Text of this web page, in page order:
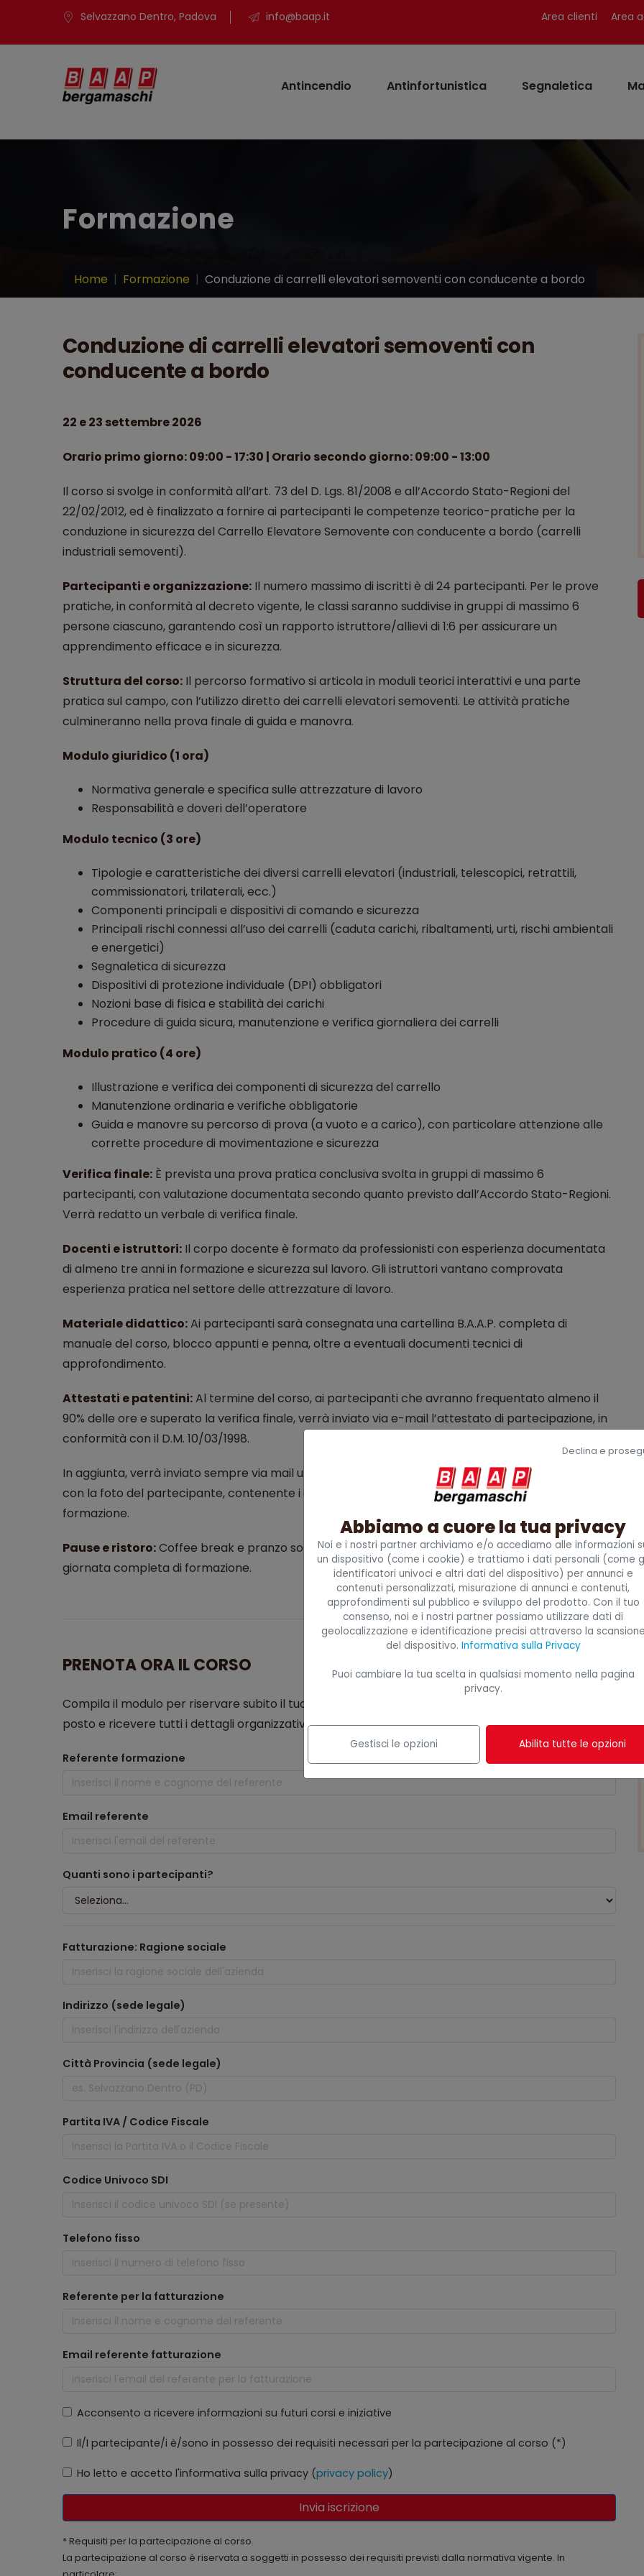
Selvazzano Dentro, Padova info@baap.it Area clienti Area
Antincendio Antinfortunistica Segnaletica
Formazione
Home Formazione Conduzione di carrelli elevatori semoventi con conducente a bordo
Conduzione di carrelli elevatori semoventi con
conducente a bordo
22 e 23 settembre 2026
Orario primo giorno: 09:00 - 17:30 | Orario secondo giorno: 09:00 - 13:00
Il corso si svolge in conformità all’art. 73 del D. Lgs. 81/2008 e all’Accordo Stato-Regioni del
22/02/2012, ed è finalizzato a fornire ai partecipanti le competenze teorico-pratiche per la
conduzione in sicurezza del Carrello Elevatore Semovente con conducente a bordo (carrelli
industriali semoventi).
Partecipanti e organizzazione: Il numero massimo di iscritti è di 24 partecipanti. Per le prove
pratiche, in conformità al decreto vigente, le classi saranno suddivise in gruppi di massimo 6
persone ciascuno, garantendo così un rapporto istruttore/allievi di 1:6 per assicurare un
apprendimento efficace e in sicurezza.
Struttura del corso: Il percorso formativo si articola in moduli teorici interattivi e una parte
pratica sul campo, con l’utilizzo diretto dei carrelli elevatori semoventi. Le attività pratiche
culmineranno nella prova finale di guida e manovra.
Modulo giuridico (1 ora)
Normativa generale e specifica sulle attrezzature di lavoro
Responsabilità e doveri dell’operatore
Modulo tecnico (3 ore)
Tipologie e caratteristiche dei diversi carrelli elevatori (industriali, telescopici, retrattili,
commissionatori, trilaterali, ecc.)
Componenti principali e dispositivi di comando e sicurezza
Principali rischi connessi all’uso dei carrelli (caduta carichi, ribaltamenti, urti, rischi ambientali
e energetici)
Segnaletica di sicurezza
Dispositivi di protezione individuale (DPI) obbligatori
Nozioni base di fisica e stabilità dei carichi
Procedure di guida sicura, manutenzione e verifica giornaliera dei carrelli
Modulo pratico (4 ore)
Illustrazione e verifica dei componenti di sicurezza del carrello
Manutenzione ordinaria e verifiche obbligatorie
Guida e manovre su percorso di prova (a vuoto e a carico), con particolare attenzione alle
corrette procedure di movimentazione e sicurezza
Verifica finale: È prevista una prova pratica conclusiva svolta in gruppi di massimo 6
partecipanti, con valutazione documentata secondo quanto previsto dall’Accordo Stato-Regioni.
Verrà redatto un verbale di verifica finale.
Docenti e istruttori: Il corpo docente è formato da professionisti con esperienza documentata
di almeno tre anni in formazione e sicurezza sul lavoro. Gli istruttori vantano comprovata
esperienza pratica nel settore delle attrezzature di lavoro.
Materiale didattico:Ai partecipanti sarà consegnata una cartellina B.A.A.P. completa di
manuale del corso, blocco appunti e penna, oltre a eventuali documenti tecnici di
approfondimento.
Attestati e patentini:Al termine del corso, ai partecipanti che avranno frequentato almeno il
90% delle ore e superato la verifica finale, verrà inviato via e-mail l’attestato di partecipazione, in
conformità con il D.M. 10/03/1998.
In aggiunta, verrà inviato sempre via mail un patentino plastificato di abilitazione, personalizzato
con la foto del partecipante, contenente i dati principali e la data di scadenza della validità della
formazione.
Pause e ristoro:Coffee break e pranzo sono inclusi nella quota di partecipazione e previsti nella
giornata completa di formazione.
PRENOTA ORA IL CORSO
Compila il modulo per riservare subito il tuo posto. L'iscrizione è rapida e ti garantisce di riservare il
posto e ricevere tutti i dettagli organizzativi via email.
Referente formazione
Email referente
Quanti sono i partecipanti?
Fatturazione: Ragione sociale
Indirizzo (sede legale)
Città Provincia (sede legale)
Partita IVA / Codice Fiscale
Codice Univoco SDI
Telefono fisso
Referente per la fatturazione
Email referente fatturazione
Acconsento a ricevere informazioni su futuri corsi e iniziative
Il/I partecipante/i è/sono in possesso dei requisiti necessari per la partecipazione al corso (*)
Ho letto e accetto l'informativa sulla privacy (privacy policy)
Invia iscrizione
* Requisiti per la partecipazione al corso.
La partecipazione al corso è riservata a soggetti in possesso dei requisiti previsti dalla normativa vigente. In
Declina e
Abbiamo a cuore la tua privacy
Noi e i nostri partner archiviamo e/o accediamo alle informazioni
un dispositivo (come i cookie) e trattiamo i dati personali (come
identificatori univoci e altri dati del dispositivo) per annunci e
contenuti personalizzati, misurazione di annunci e contenuti,
approfondimenti sul pubblico e sviluppo del prodotto. Con il tuo
consenso, noi e i nostri partner possiamo utilizzare dati di
geolocalizzazione e identificazione precisi attraverso la scansione
del dispositivo. Informativa sulla Privacy
Puoi cambiare la tua scelta in qualsiasi momento nella pagina
privacy.
Gestisci le opzioni Abilita tutte le opzioni